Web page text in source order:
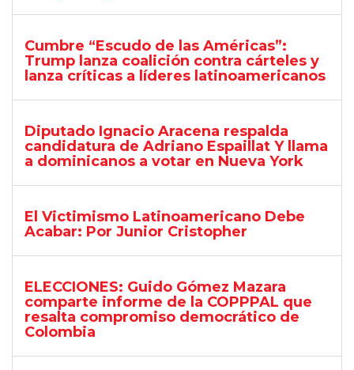
Cumbre “Escudo de las Américas”:
Trump lanza coalición contra cárteles y
lanza críticas a líderes latinoamericanos
Diputado Ignacio Aracena respalda
candidatura de Adriano Espaillat Y llama
a dominicanos a votar en Nueva York
El Victimismo Latinoamericano Debe
Acabar: Por Junior Cristopher
ELECCIONES: Guido Gómez Mazara
comparte informe de la COPPPAL que
resalta compromiso democrático de
Colombia